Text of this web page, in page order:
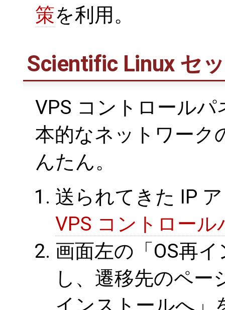
策を利用。
Scientific Linux セ
VPS コントロール
本的なネットワーク
んたん。
送られてきた IP
VPS コントロール
画面左の「OS再
し、遷移先のペー